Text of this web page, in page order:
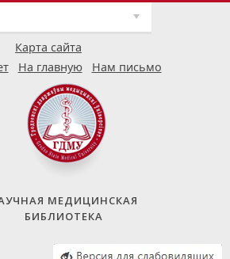
Карта сайта
На главную Нам письмо
МЕДИЦИНСКАЯ
БИБЛИОТЕКА